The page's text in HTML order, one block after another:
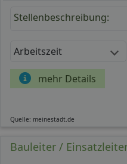
Stellenbeschreibung:
Arbeitszeit
mehr Details
Quelle: meinestadt.de
Bauleiter /